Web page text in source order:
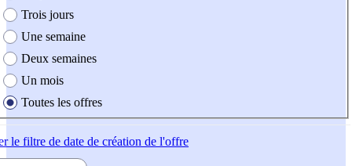
Trois jours
Une semaine
Deux semaines
Un mois
Toutes les offres
le filtre de date de création de l'offre